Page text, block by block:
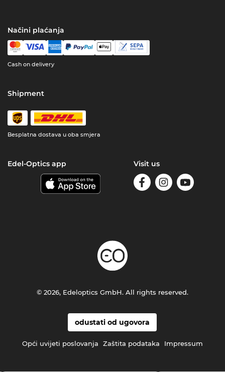
Načini plaćanja
Cash on delivery
Shipment
Besplatna dostava u oba smjera
Edel-Optics app Visit us
odustati od ugovora
Opći uvijeti poslovanja Zaštita podataka Impressum
© 2026, Edeloptics GmbH. All rights reserved.